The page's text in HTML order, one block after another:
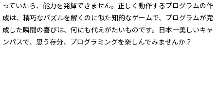
っていたら、能力を発揮できません。正しく動作するプログラムの作
成は、精巧なパズルを解くのに似た知的なゲームで、プログラムが完
成した瞬間の喜びは、何にも代えがたいものです。日本一美しいキャ
ンパスで、思う存分、プログラミングを楽しんでみませんか？